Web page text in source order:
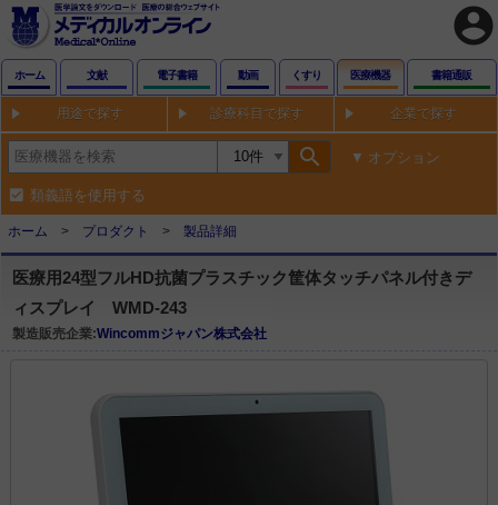
account_circle
ホーム 文献 電子書籍 動画 くすり 医療機器 書籍通販
用途で探す 診療科目で探す 企業で探す
search オプション
類義語を使用する
ホーム プロダクト 製品詳細
医療用24型フルHD抗菌プラスチック筐体タッチパネル付きデ
ィスプレイ WMD-243
製造販売企業:Wincommジャパン株式会社